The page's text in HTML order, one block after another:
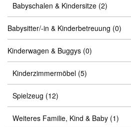
Babyschalen & Kindersitze (2)
Babysitter/-in & Kinderbetreuung (0)
Kinderwagen & Buggys (0)
Kinderzimmermöbel (5)
Spielzeug (12)
Weiteres Familie, Kind & Baby (1)